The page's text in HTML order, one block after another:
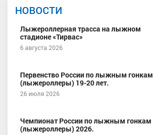
НОВОСТИ
Лыжероллерная трасса на лыжном
стадионе «Тирвас»
6 августа 2026
Первенство России по лыжным гонкам
(лыжероллеры) 19-20 лет.
26 июля 2026
Чемпионат России по лыжным гонкам
(лыжероллеры) 2026.